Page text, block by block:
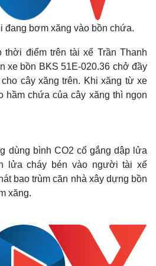
đang bơm xăng vào bồn chứa.
thời điểm trên tài xế Trần Thanh
xe bồn BKS 51E-020.36 chở đầy
cây xăng trên. Khi xăng từ xe
hầm chứa của cây xăng thì ngọn
dùng bình CO2 cố gắng dập lửa
lửa cháy bén vào người tài xế
bao trùm căn nhà xây dựng bồn
xăng.